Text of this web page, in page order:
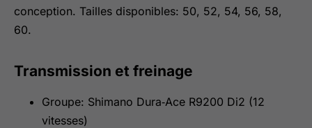
conception. Tailles disponibles: 50, 52, 54, 56, 58,
60.
Transmission et freinage
Groupe: Shimano Dura‑Ace R9200 Di2 (12
vitesses)